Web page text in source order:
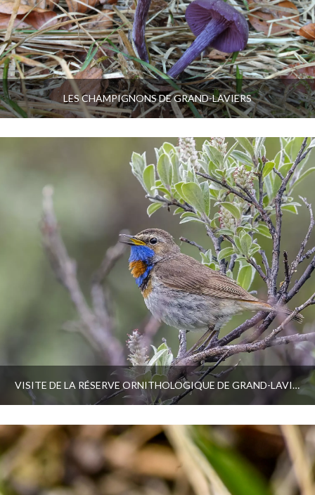
LES CHAMPIGNONS DE GRAND-LAVIERS
VISITE DE LA RÉSERVE ORNITHOLOGIQUE DE GRAND-LAVIERS